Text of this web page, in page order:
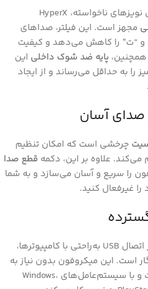
برای ضبط صدای حرفه‌ای و کاهش نویزهای ناخواسته، HyperX
مجهز است. این فیلتر، صداهای
و “ت” را کاهش می‌دهد و کیفیت
پایه ضد شوک داخلی این
را به حداقل می‌رساند و از ایجاد
آسان
چرخشی است که امکان تنظیم
علاوه بر این، دکمه قطع صدا
را سریع و آسان می‌سازد و به شما
غیرفعال کنید.
HyperX QuadCast 2 با استفاده از اتصال USB به‌راحتی با کامپیوترها،
است. این میکروفون بدون نیاز به
نرم‌افزار خاصی قابل استفاده است و با سیستم‌عامل‌های Windows،